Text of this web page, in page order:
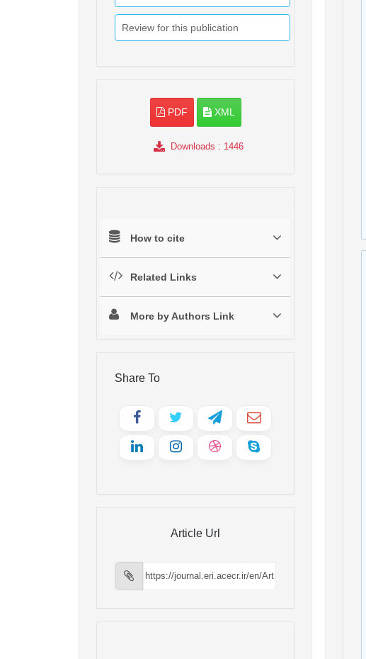
Review for this publication
PDF XML
Downloads : 1446
How to cite
Related Links
More by Authors Link
Share To
Article Url